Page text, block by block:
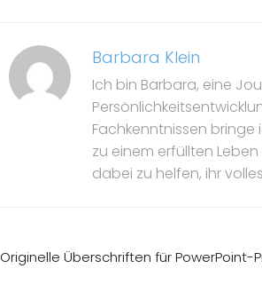
Barbara Klein
Ich bin Barbara, eine
Fachkenntnissen bringe
zu einem erfüllten
dabei zu helfen, ihr
Originelle Überschriften für PowerPoint-